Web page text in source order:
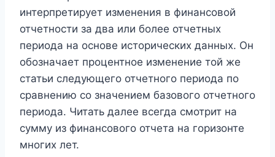
интерпретирует изменения в финансовой
отчетности за два или более отчетных
периода на основе исторических данных. Он
обозначает процентное изменение той же
статьи следующего отчетного периода по
сравнению со значением базового отчетного
периода. Читать далее всегда смотрит на
сумму из финансового отчета на горизонте
многих лет.